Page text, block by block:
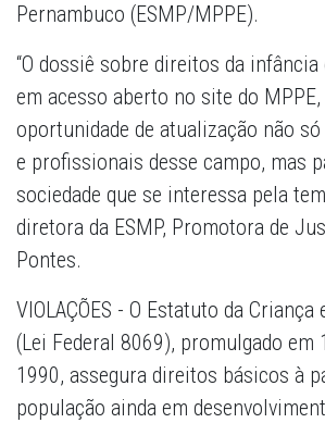
Pernambuco (ESMP/MPPE).
“O dossiê sobre direitos da
em acesso aberto no site do
oportunidade de atualização não
e profissionais desse campo, mas
sociedade que se interessa pela
diretora da ESMP, Promotora de
Pontes.
VIOLAÇÕES - O Estatuto da Criança
(Lei Federal 8069), promulgado em
1990, assegura direitos básicos à
população ainda em